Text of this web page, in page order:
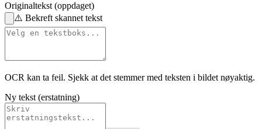
Originaltekst (oppdaget)
⚠️ Bekreft skannet tekst
OCR kan ta feil. Sjekk at det stemmer med teksten i bildet nøyaktig.
Ny tekst (erstatning)